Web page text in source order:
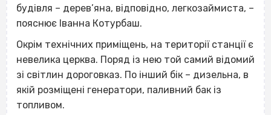
будівля – дерев’яна, відповідно, легкозаймиста, –
пояснює Іванна Котурбаш.
Окрім технічних приміщень, на території станції є
невелика церква. Поряд із нею той самий відомий
зі світлин дороговказ. По інший бік – дизельна, в
якій розміщені генератори, паливний бак із
топливом.